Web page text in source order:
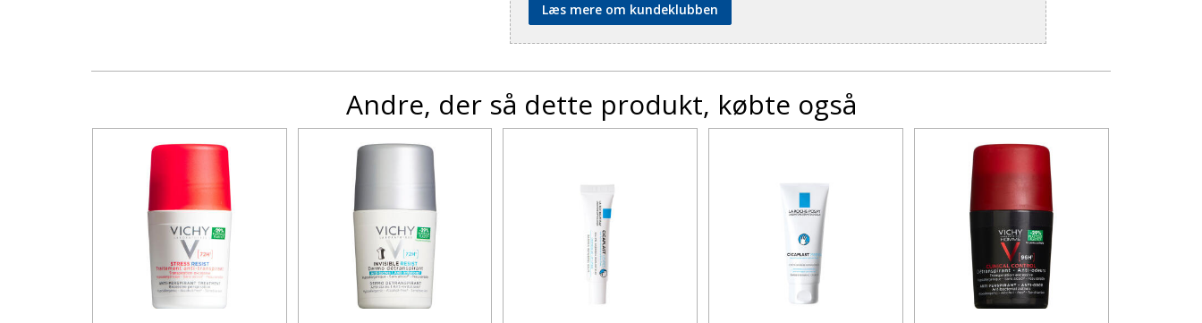
Læs mere om kundeklubben
Andre, der så dette produkt, købte også